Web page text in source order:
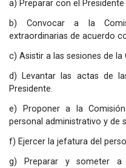
a) Preparar con el
b) Convocar a la
extraordinarias de acuerdo
c) Asistir a las sesiones de
d) Levantar las actas de
Presidente.
e) Proponer a la
personal administrativo y de
f) Ejercer la jefatura del
g) Preparar y someter